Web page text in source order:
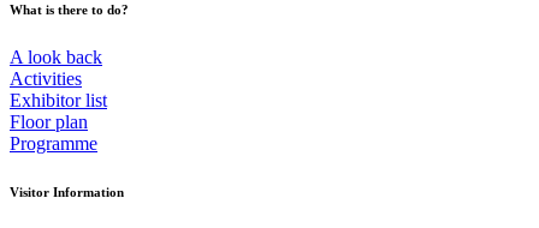
What is there to do?
A look back
Activities
Exhibitor list
Floor plan
Programme
Visitor Information